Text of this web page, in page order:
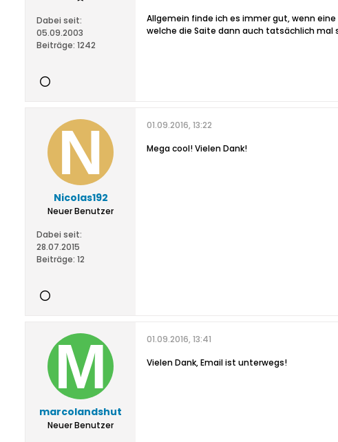
Dabei seit:
05.09.2003
Beiträge: 1242
Allgemein finde ich es immer gut, wenn
welche die Saite dann auch tatsächlich mal
Nicolas192
Neuer Benutzer
Dabei seit:
28.07.2015
Beiträge: 12
01.09.2016, 13:22
Mega cool! Vielen Dank!
marcolandshut
Neuer Benutzer
01.09.2016, 13:41
Vielen Dank, Email ist unterwegs!